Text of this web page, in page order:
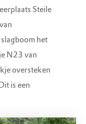
(OV)
Steile
het
N23 van
oversteken
is een